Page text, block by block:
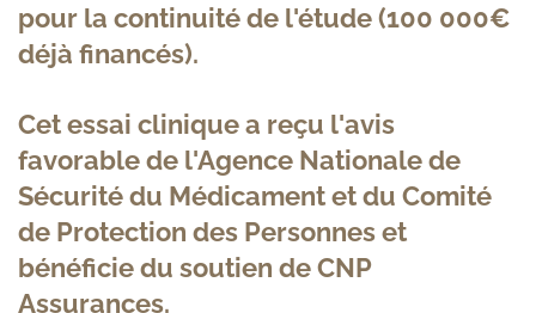
pour la continuité de l'étude (100 000€
déjà financés).
Cet essai clinique a reçu l'avis
favorable de l'Agence Nationale de
Sécurité du Médicament et du Comité
de Protection des Personnes et
bénéficie du soutien de CNP
Assurances.